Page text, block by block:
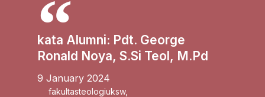
kata Alumni: Pdt. George
Ronald Noya, S.Si Teol, M.Pd
9 January 2024
fakultasteologiuksw,